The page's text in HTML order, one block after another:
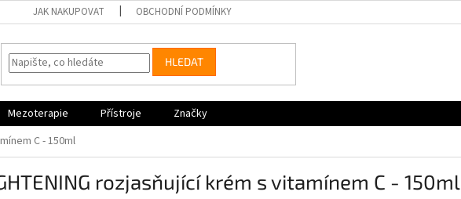
JAK NAKUPOVAT OBCHODNÍ PODMÍNKY
HLEDAT
Mezoterapie Přístroje
Značky
C - 150ml
rozjasňující krém s vitamínem C - 150ml